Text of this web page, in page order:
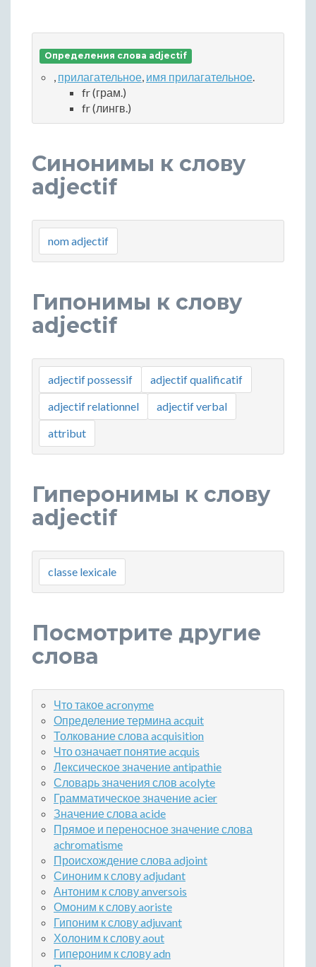
Определения слова adjectif
, прилагательное, имя прилагательное.
fr (грам.)
fr (лингв.)
Синонимы к слову
adjectif
nom adjectif
Гипонимы к слову
adjectif
adjectif possessif
adjectif qualificatif
adjectif relationnel
adjectif verbal
attribut
Гиперонимы к слову
adjectif
classe lexicale
Посмотрите другие
слова
Что такое acronyme
Определение термина acquit
Толкование слова acquisition
Что означает понятие acquis
Лексическое значение antipathie
Словарь значения слов acolyte
Грамматическое значение acier
Значение слова acide
Прямое и переносное значение слова
achromatisme
Происхождение слова adjoint
Синоним к слову adjudant
Антоним к слову anversois
Омоним к слову aoriste
Гипоним к слову adjuvant
Холоним к слову aout
Гипероним к слову adn